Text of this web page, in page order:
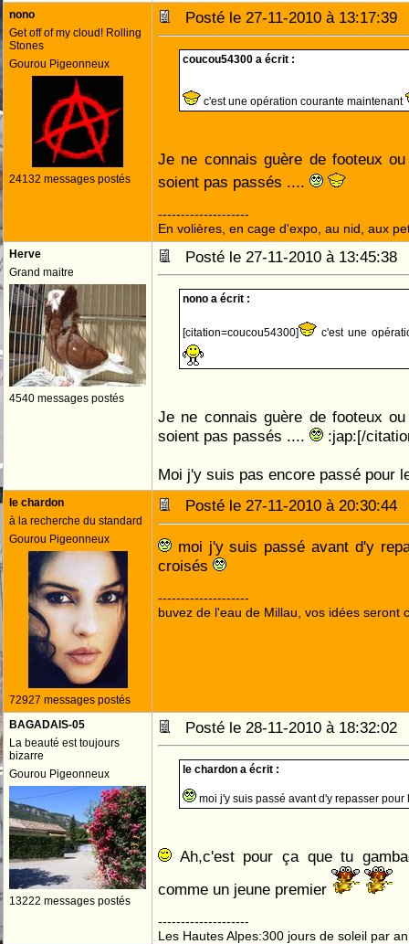
nono
Get off of my cloud! Rolling
Stones
Gourou Pigeonneux
24132 messages postés
Posté le 27-11-2010 à
coucou54300 a écrit :
c'est une opération courante maintenant
Je ne connais guère de footeux
soient pas passés ....
--------------------
En volières, en cage d'expo, au nid, aux
Herve
Grand maitre
4540 messages postés
Posté le 27-11-2010 à
nono a écrit :
[citation=coucou54300] c'est une
Je ne connais guère de footeux
soient pas passés ....
:jap:[/
Moi j'y suis pas encore passé pour
le chardon
à la recherche du standard
Gourou Pigeonneux
72927 messages postés
Posté le 27-11-2010 à
moi j'y suis passé avant d'y
croisés
--------------------
buvez de l'eau de Millau, vos idées seront
BAGADAIS-05
La beauté est toujours
bizarre
Gourou Pigeonneux
13222 messages postés
Posté le 28-11-2010 à
le chardon a écrit :
moi j'y suis passé avant d'y repasser
Ah,c'est pour ça que tu
comme un jeune premier
--------------------
Les Hautes Alpes:300 jours de soleil par an